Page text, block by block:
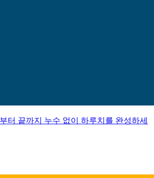
터 끝까지 누수 없이 하루치를 완성하세